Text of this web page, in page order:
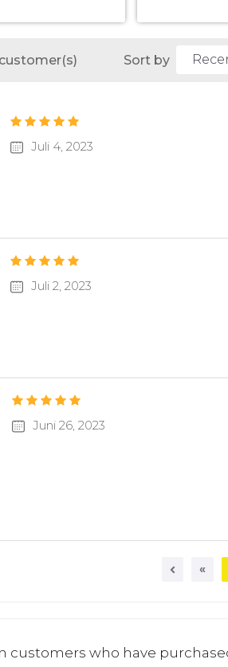
Sort by
Juli 4, 2023
Juli 2, 2023
Juni 26, 2023
«
customers who have